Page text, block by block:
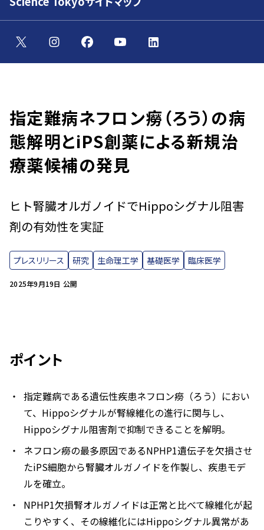
指定難病ネフロン癆（ろう）の病
態解明とiPS創薬による新規治
療薬候補の発見
2025年9月19日 公開
ヒト腎臓オルガノイドでHippoシグナル阻害
剤の有効性を実証
プレスリリース 研究 生命理工学 基礎医学 臨床医学
ポイント
指定難病である遺伝性疾患ネフロン癆（ろう）におい
て、Hippoシグナルが腎線維化の進行に関与し、
Hippoシグナル阻害剤で抑制できることを解明。
ネフロン癆の最多原因であるNPHP1遺伝子を欠損させ
たiPS細胞から腎臓オルガノイドを作製し、疾患モデ
ルを確立。
NPHP1欠損腎オルガノイドは正常と比べて線維化が起
こりやすく、その線維化にはHippoシグナル異常があ